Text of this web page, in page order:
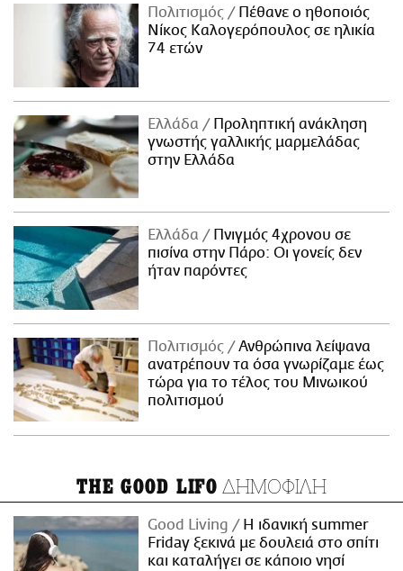
Πολιτισμός
Πέθανε ο ηθοποιός
Νίκος Καλογερόπουλος σε ηλικία
74 ετών
Ελλάδα
Προληπτική ανάκληση
γνωστής γαλλικής μαρμελάδας
στην Ελλάδα
Ελλάδα
Πνιγμός 4χρονου σε
πισίνα στην Πάρο: Οι γονείς δεν
ήταν παρόντες
Πολιτισμός
Ανθρώπινα λείψανα
ανατρέπουν τα όσα γνωρίζαμε έως
τώρα για το τέλος του Μινωικού
πολιτισμού
THE GOOD LIFO ΔΗΜΟΦΙΛΗ
Good Living
Η ιδανική summer
Friday ξεκινά με δουλειά στο σπίτι
και καταλήγει σε κάποιο νησί